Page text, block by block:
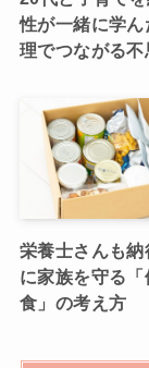
性が一緒に学ん
理でつながる不
栄養士さんも
に家族を守る「
食」の考え方